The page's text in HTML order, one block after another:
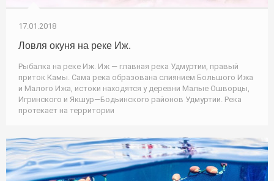
17.01.2018
Ловля окуня на реке Иж.
Рыбалка на реке Иж. Иж — главная река Удмуртии, правый
приток Камы. Сама река образована слиянием Большого Ижа
и Малого Ижа, истоки находятся у деревни Малые Ошворцы,
Игринского и Якшур—Бодьинского районов Удмуртии. Река
протекает на территории